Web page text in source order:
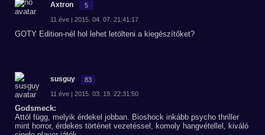
Axtron 5
11 éve | 2015. 04. 07. 21:41:17
GOTY Edition-nél hol lehet letölteni a kiegészítőket?
susguy 83
11 éve | 2015. 03. 19. 22:31:50
Godsmeck:
Attól függ, melyik érdekel jobban. Bioshock inkább psycho thriller
mint horror, érdekes történet vezetéssel, komoly hangvétellel, kiváló